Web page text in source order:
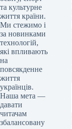
та культурне
життя країни.
Ми стежимо і
за новинками
технологій,
які впливають
на
повсякденне
життя
українців.
Наша мета —
давати
читачам
збалансовану